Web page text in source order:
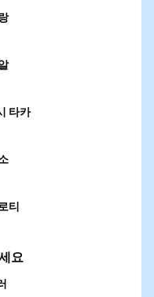
타카
티
요